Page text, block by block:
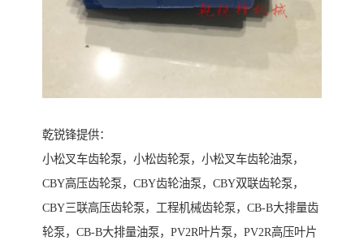
乾锐锋提供：
小松叉车齿轮泵，小松齿轮泵，小松叉车齿轮油泵，
CBY高压齿轮泵，CBY齿轮油泵，CBY双联齿轮泵，
CBY三联高压齿轮泵，工程机械齿轮泵，CB-B大排量齿
轮泵，CB-B大排量油泵，PV2R叶片泵，PV2R高压叶片